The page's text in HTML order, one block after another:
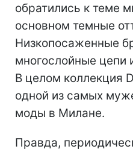
обратились к теме
основном темные
Низкопосаженные
многослойные цепи
В целом коллекция
одной из самых
моды в Милане.
Правда,